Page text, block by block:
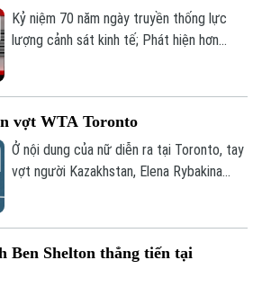
Kỷ niệm 70 năm ngày truyền thống lực
lượng cảnh sát kinh tế; Phát hiện hơn
chú ý trong Bản tin 141 hôm nay.
vợt WTA Toronto
Ở nội dung của nữ diễn ra tại Toronto, tay
vợt người Kazakhstan, Elena Rybakina
tạo nên bất ngờ lớn khi đánh bại hạt giống
Ben Shelton thẳng tiến tại